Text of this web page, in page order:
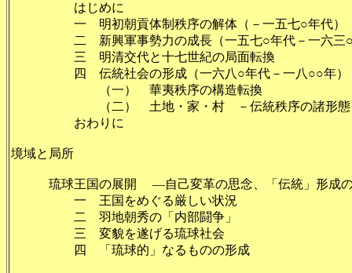
はじめ
一 明初朝貢体制秩序の解体（－一五七○年代）
二 新興軍事勢力の成長（一五七○年代－一六三
三 明清交代と十七世紀の局面転
四 伝統社会の形成（一六八○年代－一八○○年
（一） 華夷秩序の構造
（二） 土地・家・村 －伝統秩序の諸
おわり
境域と局所
琉球王国の展開 ―自己変革の思念、「伝統」形
一 王国をめぐる厳しい状
二 羽地朝秀の「内部闘争
三 変貌を遂げる琉球社
四 「琉球的」なるものの